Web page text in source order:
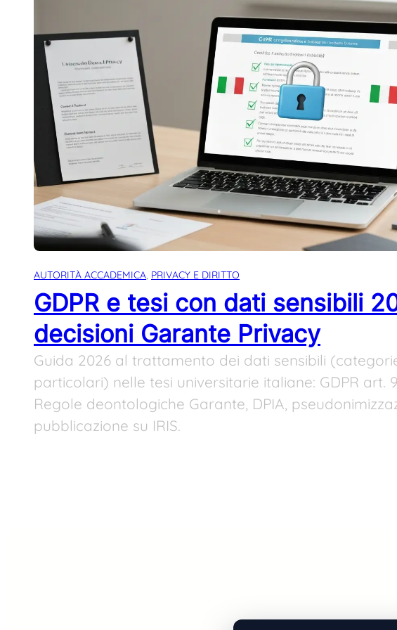
AUTORITÀ ACCADEMICA, PRIVACY E DIRITTO
GDPR e tesi con dati sensibili
decisioni Garante Privacy
Guida 2026 al trattamento dei dati sensibili
particolari) nelle tesi universitarie italiane: GDPR art.
Regole deontologiche Garante, DPIA,
pubblicazione su IRIS.